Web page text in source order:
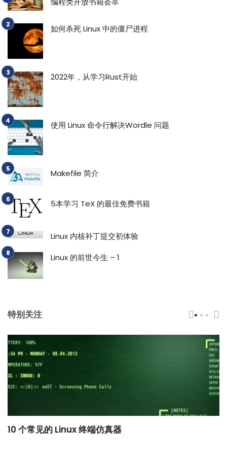
如何杀死 Linux 中的僵尸进程
2022年，从学习Rust开始
使用 Linux 命令行解决Wordle 问题
Makefile 简介
5本学习 TeX 的最佳免费书籍
Linux 内核补丁提交初体验
Linux 的前世今生 – 1
特别关注
10 个常见的 Linux 终端仿真器